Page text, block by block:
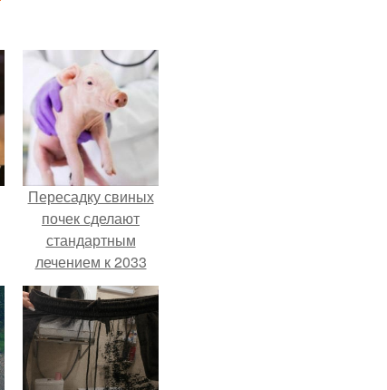
Пересадку свиных
почек сделают
стандартным
лечением к 2033
году в Японии.